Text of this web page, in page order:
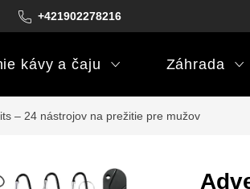
+421902278216
Podmienky darčekových poukazov
kávy a čaju Záhrada
– 24 nástrojov na prežitie pre mužov